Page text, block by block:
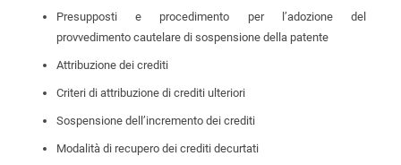
Presupposti e procedimento per l’adozione del
provvedimento cautelare di sospensione della patente
Attribuzione dei crediti
Criteri di attribuzione di crediti ulteriori
Sospensione dell’incremento dei crediti
Modalità di recupero dei crediti decurtati